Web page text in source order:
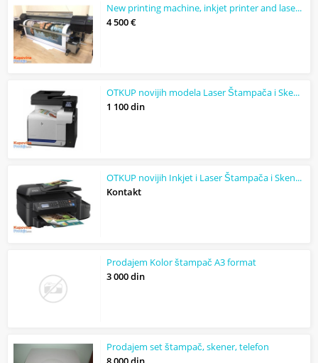
New printing machine, inkjet printer and laser printer
4 500 €
OTKUP novijih modela Laser Štampača i Skenera
1 100 din
OTKUP novijih Inkjet i Laser Štampača i Skenera HP, Canon, Epson, Lexmark, Xerox...
Kontakt
Prodajem Kolor štampač A3 format
3 000 din
Prodajem set štampač, skener, telefon